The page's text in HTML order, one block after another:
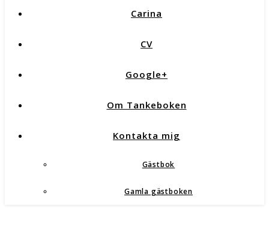
Carina
CV
Google+
Om Tankeboken
Kontakta mig
Gästbok
Gamla gästboken